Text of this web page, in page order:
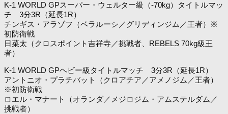
K-1 WORLD GPスーパー・ウェルター級（-70kg）タイトルマッ
チ 3分3R（延長1R）
チンギス・アラゾフ（ベラルーシ／グリディンジム／王者）※
初防衛戦
日菜太（クロスポイント吉祥寺／挑戦者、REBELS 70kg級王
者）
K-1 WORLD GPヘビー級タイトルマッチ 3分3R（延長1R）
アントニオ・プラチバット（クロアチア／アメノジム／王者）
※初防衛戦
ロエル・マナート（オランダ／メジロジム・アムステルダム／
挑戦者）